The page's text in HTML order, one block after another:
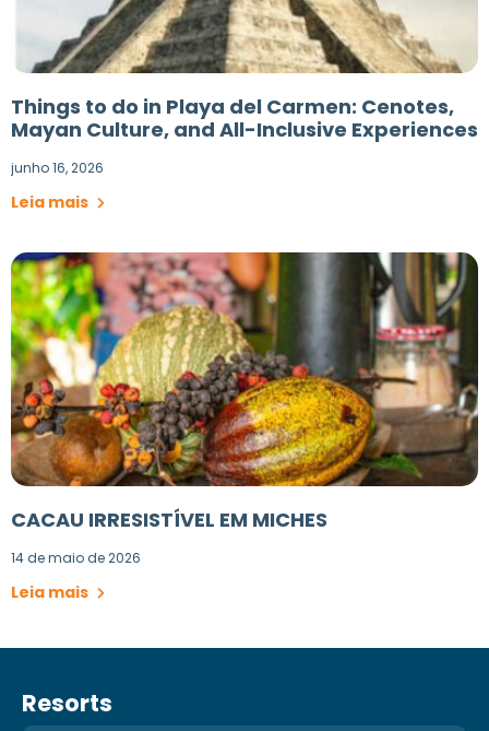
Things to do in Playa del Carmen: Cenotes,
Mayan Culture, and All-Inclusive Experiences
junho 16, 2026
Leia mais
CACAU IRRESISTÍVEL EM MICHES
14 de maio de 2026
Leia mais
Resorts